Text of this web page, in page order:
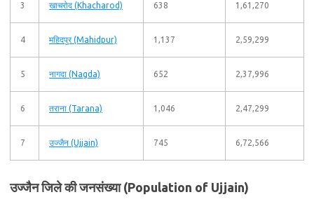
3 खाचरोद (Khacharod) 638 1,61,270
4 महिदपुर (Mahidpur) 1,137 2,59,299
5 नागदा (Nagda) 652 2,37,996
6 तराना (Tarana) 1,046 2,47,299
7 उज्जैन (Ujjain) 745 6,72,566
उज्जैन जिले की जनसंख्या (Population of Ujjain)